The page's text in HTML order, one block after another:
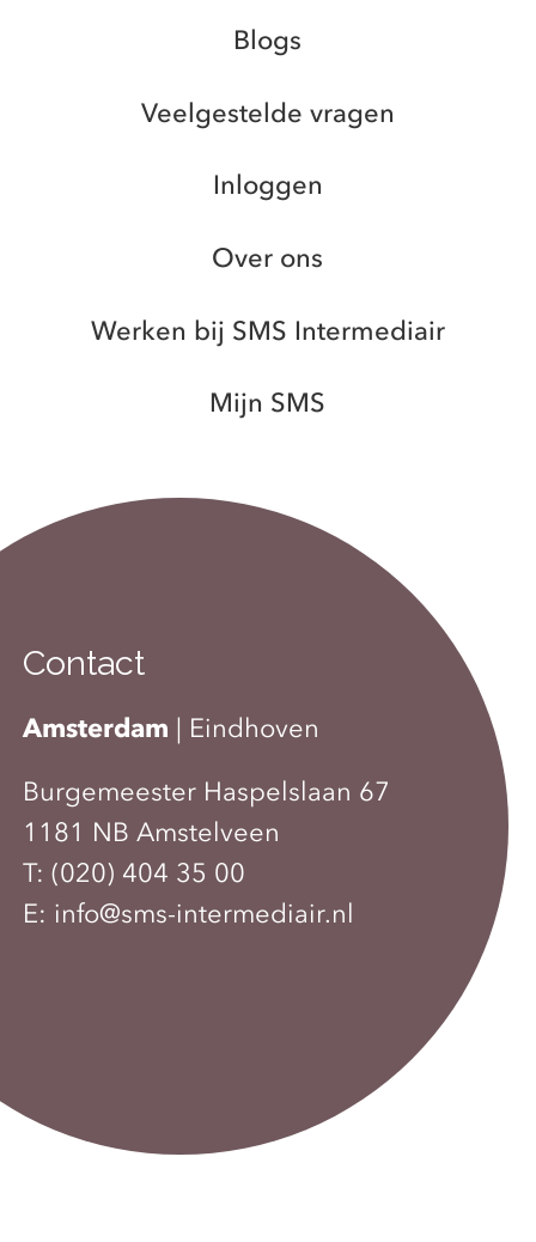
Blogs
Veelgestelde vragen
Inloggen
Over ons
Werken bij SMS Intermediair
Mijn SMS
Contact
Amsterdam | Eindhoven
Burgemeester Haspelslaan 67
1181 NB Amstelveen
T:(020) 404 35 00
E: info@sms-intermediair.nl